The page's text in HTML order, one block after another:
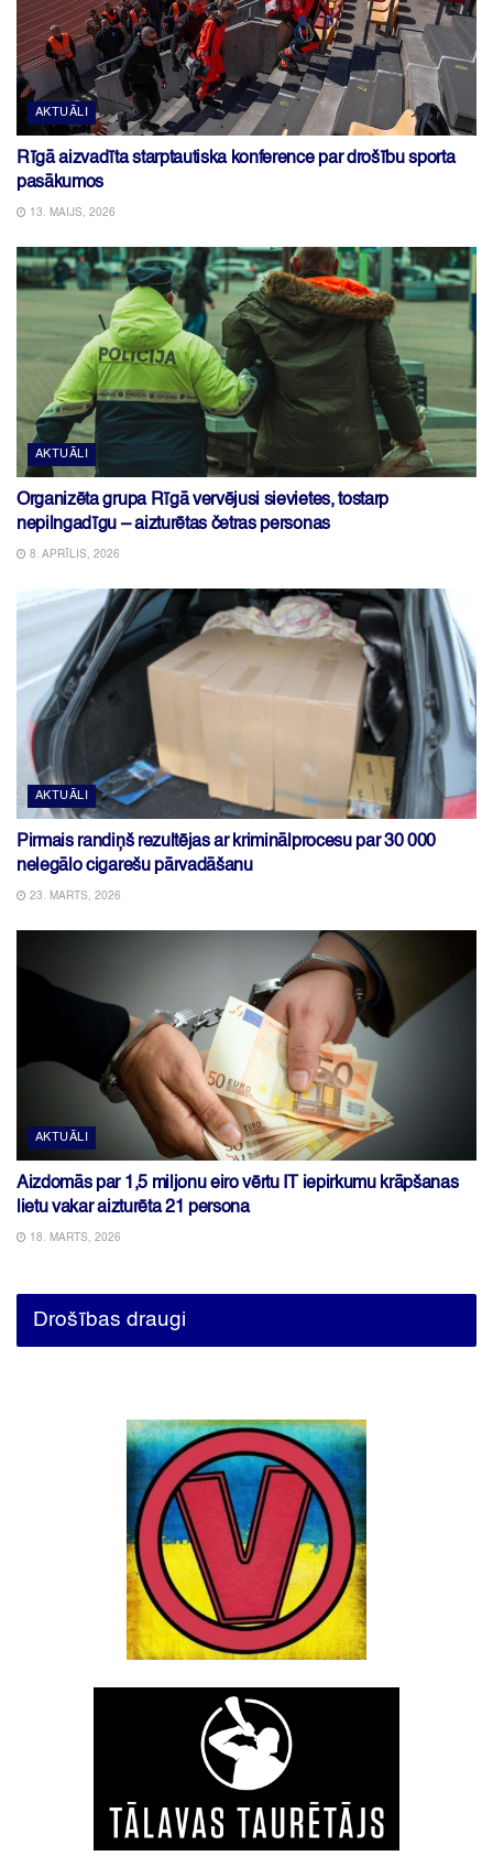
AKTUĀLI
Rīgā aizvadīta starptautiska konference par drošību sporta
pasākumos
13. MAIJS, 2026
AKTUĀLI
Organizēta grupa Rīgā vervējusi sievietes, tostarp
nepilngadīgu – aizturētas četras personas
8. APRĪLIS, 2026
AKTUĀLI
Pirmais randiņš rezultējas ar kriminālprocesu par 30 000
nelegālo cigarešu pārvadāšanu
23. MARTS, 2026
AKTUĀLI
Aizdomās par 1,5 miljonu eiro vērtu IT iepirkumu krāpšanas
lietu vakar aizturēta 21 persona
18. MARTS, 2026
Drošības draugi